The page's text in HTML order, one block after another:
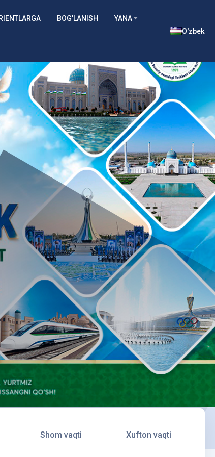
BOG'LANISH YANA
O'zbek
Shom vaqti Xufton vaqti